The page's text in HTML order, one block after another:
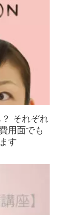
それぞれ
用面でも
す